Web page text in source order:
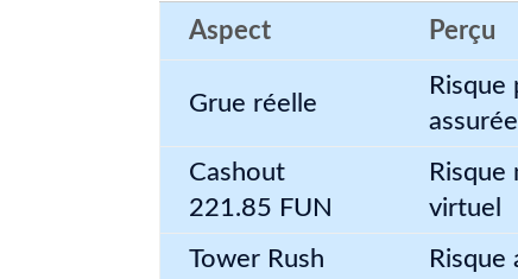
Aspect Perçu
Grue réelle
Risque
assurée
Cashout
221.85 FUN
Risque
virtuel
Tower Rush